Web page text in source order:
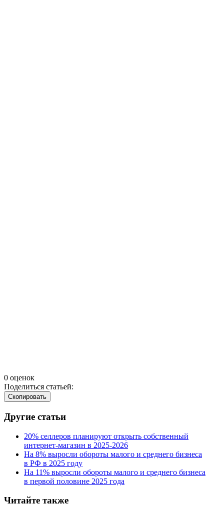
0 оценок
Поделиться статьей:
Cкопировать
Другие статьи
20% селлеров планируют открыть собственный
интернет-магазин в 2025‑2026
На 8% выросли обороты малого и среднего бизнеса
в РФ в 2025 году
На 11% выросли обороты малого и среднего бизнеса
в первой половине 2025 года
Читайте также